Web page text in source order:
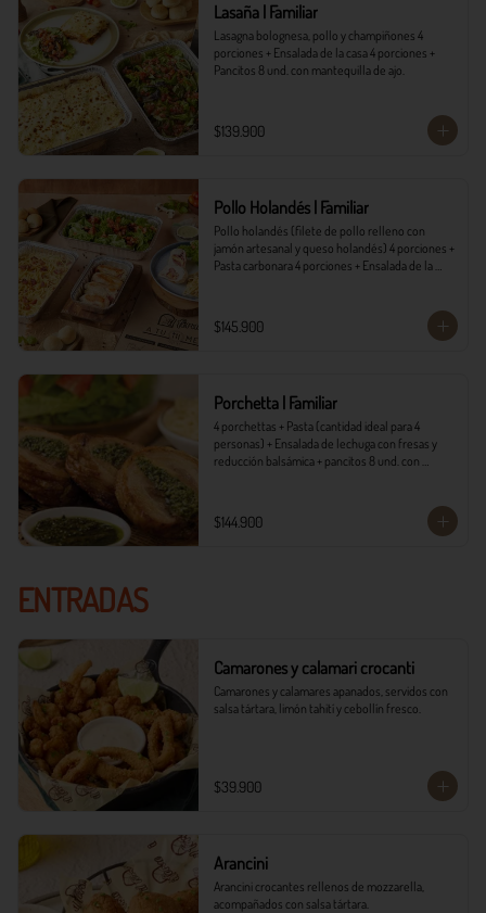
Lasaña | Familiar
Lasagna bolognesa, pollo y champiñones 4
porciones + Ensalada de la casa 4 porciones +
Pancitos 8 und. con mantequilla de ajo.
$139.900
Pollo Holandés | Familiar
Pollo holandés (filete de pollo relleno con
jamón artesanal y queso holandés) 4 porciones +
Pasta carbonara 4 porciones + Ensalada de la
$145.900
Porchetta | Familiar
4 porchettas + Pasta (cantidad ideal para 4
personas) + Ensalada de lechuga con fresas y
reducción balsámica + pancitos 8 und. con
$144.900
ENTRADAS
Camarones y calamari crocanti
Camarones y calamares apanados, servidos con
salsa tártara, limón tahití y cebollín fresco.
$39.900
Arancini
Arancini crocantes rellenos de mozzarella,
acompañados con salsa tártara.